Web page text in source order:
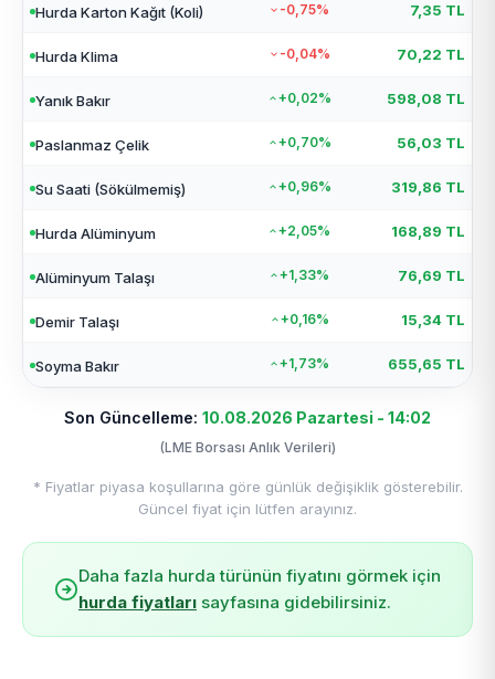
Hurda Karton Kağıt (Koli) -0,75% 7,35 TL
Hurda Klima -0,04% 70,22 TL
Yanık Bakır +0,02% 598,08 TL
Paslanmaz Çelik +0,70% 56,03 TL
Su Saati (Sökülmemiş) +0,96% 319,86 TL
Hurda Alüminyum +2,05% 168,89 TL
Alüminyum Talaşı +1,33% 76,69 TL
Demir Talaşı +0,16% 15,34 TL
Soyma Bakır +1,73% 655,65 TL
Son Güncelleme: 10.08.2026 Pazartesi - 14:02
(LME Borsası Anlık Verileri)
* Fiyatlar piyasa koşullarına göre günlük değişiklik gösterebilir.
Güncel fiyat için lütfen arayınız.
Daha fazla hurda türünün fiyatını görmek için
hurda fiyatları sayfasına gidebilirsiniz.